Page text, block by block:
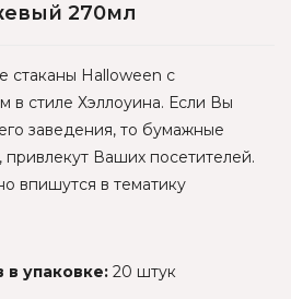
270мл
стаканы Halloween с
в стиле Хэллоуина. Если Вы
заведения, то бумажные
привлекут Ваших посетителей.
впишутся в тематику
в упаковке: 20 штук